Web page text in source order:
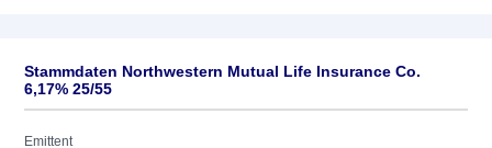
Stammdaten Northwestern Mutual Life Insurance Co.
6,17% 25/55
Emittent